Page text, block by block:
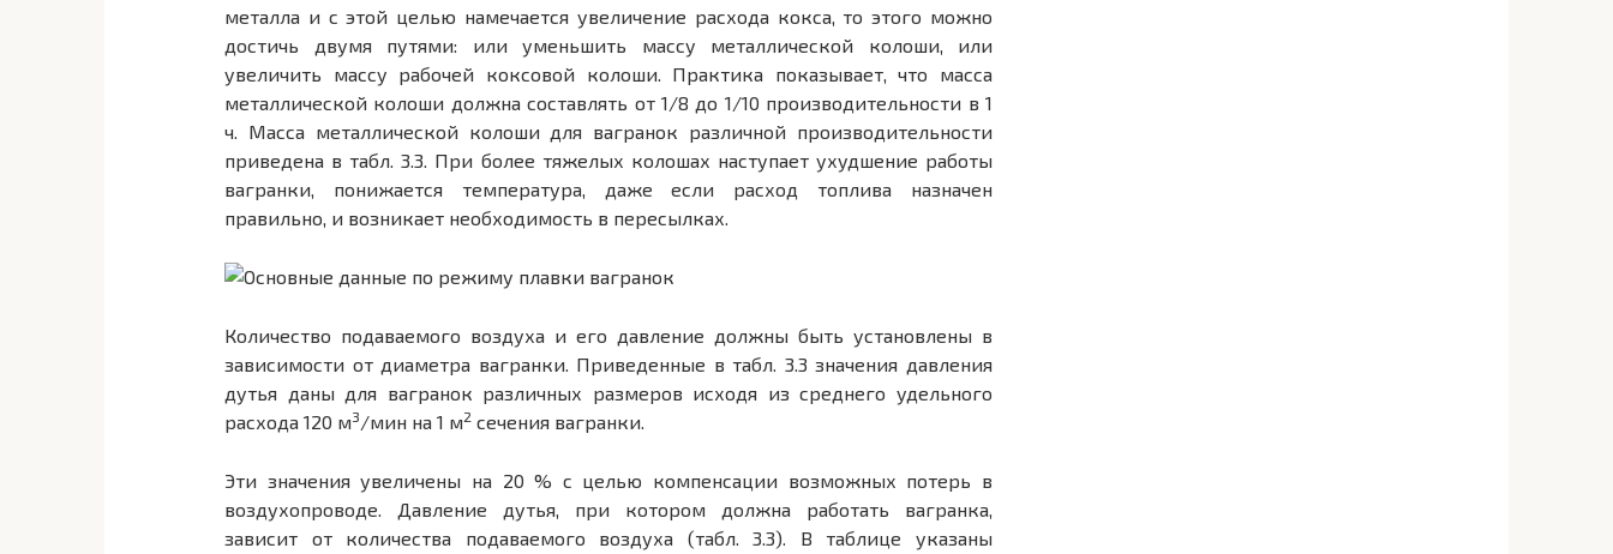
металла и с этой целью намечается увеличение расхода кокса, то этого можно
достичь двумя путями: или уменьшить массу металлической колоши, или
увеличить массу рабочей коксовой колоши. Практика показывает, что масса
металлической колоши должна составлять от 1/8 до 1/10 производительности в 1
ч. Масса металлической колоши для вагранок различной производительности
приведена в табл. 3.3. При более тяжелых колошах наступает ухудшение работы
вагранки, понижается температура, даже если расход топлива назначен
правильно, и возникает необходимость в пересылках.
Количество подаваемого воздуха и его давление должны быть установлены в
зависимости от диаметра вагранки. Приведенные в табл. 3.3 значения давления
дутья даны для вагранок различных размеров исходя из среднего удельного
расхода 120 м3 /мин на 1 м2 сечения вагранки.
Эти значения увеличены на 20 % с целью компенсации возможных потерь в
воздухопроводе. Давление дутья, при котором должна работать вагранка,
зависит от количества подаваемого воздуха (табл. 3.3). В таблице указаны